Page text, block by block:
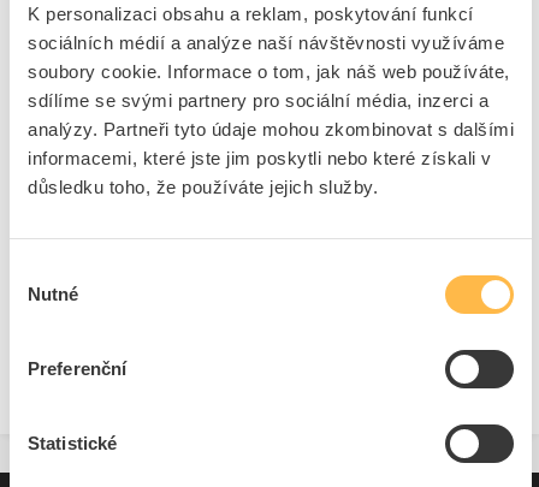
K personalizaci obsahu a reklam, poskytování funkcí
sociálních médií a analýze naší návštěvnosti využíváme
soubory cookie. Informace o tom, jak náš web používáte,
sdílíme se svými partnery pro sociální média, inzerci a
analýzy. Partneři tyto údaje mohou zkombinovat s dalšími
informacemi, které jste jim poskytli nebo které získali v
důsledku toho, že používáte jejich služby.
souhlasu
Nutné
Preferenční
Statistické
Značka
KAISER
Cena s DPH 2 111,83 Kč/ks
ks do košíku